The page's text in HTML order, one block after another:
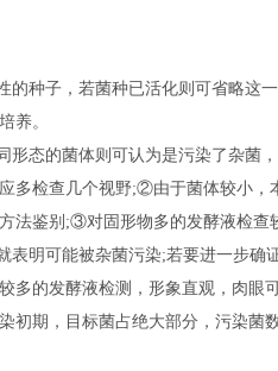
种子，若菌种已活化则可省略这
养。
态的菌体则可认为是污染了杂菌
多检查几个视野;②由于菌体较小，
法鉴别;③对固形物多的发酵液检查
明可能被杂菌污染;若要进一步
多的发酵液检测，形象直观，肉眼
初期，目标菌占绝大部分，污染菌